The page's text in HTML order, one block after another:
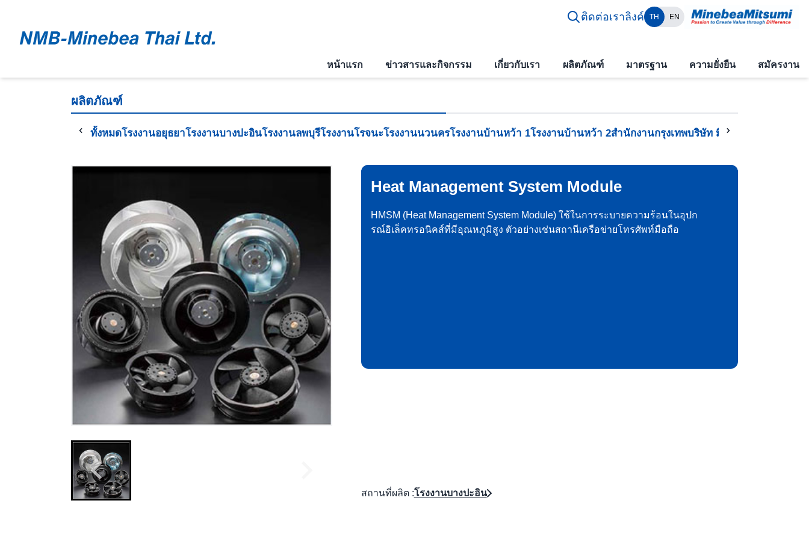
ติดต่อเราลิงค์ TH EN
หน้าแรก ข่าวสารและกิจกรรม เกี่ยวกับเรา ผลิตภัณฑ์ มาตรฐาน ความยั่งยืน สมัครงาน
ผลิตภัณฑ์
ทั้งหมดโรงงานอยุธยาโรงงานบางปะอินโรงงานลพบุรีโรงงานโรจนะโรงงานนวนครโรงงานบ้านหว้า 1โรงงานบ้านหว้า 2สำนักงานกรุงเทพบริษัท มิตซูมิ (ไทยแลนด์) จ
Heat Management System Module
HMSM (Heat Management System Module) ใช้ในการระบายความร้อนในอุปก
รณ์อิเล็คทรอนิคส์ที่มีอุณหภูมิสูง ตัวอย่างเช่นสถานีเครือข่ายโทรศัพท์มือถือ
สถานที่ผลิต :โรงงานบางปะอิน